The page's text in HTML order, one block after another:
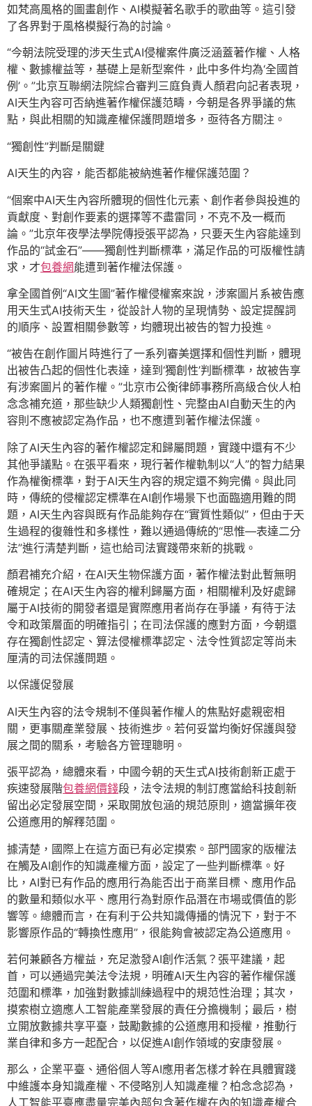
如梵高風格的圖畫創作、AI模擬著名歌手的歌曲等。這引發
了各界對于風格模擬行為的討論。
“今朝法院受理的涉天生式AI侵權案件廣泛涵蓋著作權、人格
權、數據權益等，基礎上是新型案件，此中多件均為‘全國首
例’。”北京互聯網法院綜合審判三庭負責人顏君向記者表現，
AI天生內容可否納進著作權保護范疇，今朝是各界爭議的焦
點，與此相關的知識產權保護問題增多，亟待各方關注。
“獨創性”判斷是關鍵
AI天生的內容，能否都能被納進著作權保護范圍？
“個案中AI天生內容所體現的個性化元素、創作者參與投進的
貢獻度、對創作要素的選擇等不盡雷同，不克不及一概而
論。”北京年夜學法學院傳授張平認為，只要天生內容能達到
作品的“試金石”——獨創性判斷標準，滿足作品的可版權性請
求，才包養網能遭到著作權法保護。
拿全國首例“AI文生圖”著作權侵權案來說，涉案圖片系被告應
用天生式AI技術天生，從設計人物的呈現情勢、設定提醒詞
的順序、設置相關參數等，均體現出被告的智力投進。
“被告在創作圖片時進行了一系列審美選擇和個性判斷，體現
出被告凸起的個性化表達，達到‘獨創性’判斷標準，故被告享
有涉案圖片的著作權。”北京市公衡律師事務所高級合伙人柏
念念補充道，那些缺少人類獨創性、完整由AI自動天生的內
容則不應被認定為作品，也不應遭到著作權法保護。
除了AI天生內容的著作權認定和歸屬問題，實踐中還有不少
其他爭議點。在張平看來，現行著作權軌制以“人”的智力結果
作為權衡標準，對于AI天生內容的規定還不夠完備。與此同
時，傳統的侵權認定標準在AI創作場景下也面臨適用難的問
題，AI天生內容與既有作品能夠存在“實質性類似”，但由于天
生過程的復雜性和多樣性，難以通過傳統的“思惟—表達二分
法”進行清楚判斷，這也給司法實踐帶來新的挑戰。
顏君補充介紹，在AI天生物保護方面，著作權法對此暫無明
確規定；在AI天生內容的權利歸屬方面，相關權利及好處歸
屬于AI技術的開發者還是實際應用者尚存在爭議，有待于法
令和政策層面的明確指引；在司法保護的應對方面，今朝還
存在獨創性認定、算法侵權標準認定、法令性質認定等尚未
厘清的司法保護問題。
以保護促發展
AI天生內容的法令規制不僅與著作權人的焦點好處親密相
關，更事關產業發展、技術進步。若何妥當均衡好保護與發
展之間的關系，考驗各方管理聰明。
張平認為，總體來看，中國今朝的天生式AI技術創新正處于
疾速發展階包養網價錢段，法令法規的制訂應當給科技創新
留出必定發展空間，采取開放包涵的規范原則，適當擴年夜
公道應用的解釋范圍。
據清楚，國際上在這方面已有必定摸索。部門國家的版權法
在觸及AI創作的知識產權方面，設定了一些判斷標準。好
比，AI對已有作品的應用行為能否出于商業目標、應用作品
的數量和類似水平、應用行為對原作品潛在市場或價值的影
響等。總體而言，在有利于公共知識傳播的情況下，對于不
影響原作品的“轉換性應用”，很能夠會被認定為公道應用。
若何兼顧各方權益，充足激發AI創作活氣？張平建議，起
首，可以通過完美法令法規，明確AI天生內容的著作權保護
范圍和標準，加強對數據訓練過程中的規范性治理；其次，
摸索樹立適應人工智能產業發展的責任分擔機制；最后，樹
立開放數據共享平臺，鼓勵數據的公道應用和授權，推動行
業自律和多方一起配合，以促進AI創作領域的安康發展。
那么，企業平臺、通俗個人等AI應用者怎樣才幹在具體實踐
中維護本身知識產權、不侵略別人知識產權？柏念念認為，
人工智能平臺應盡量完美內部包含著作權在內的知識產權合